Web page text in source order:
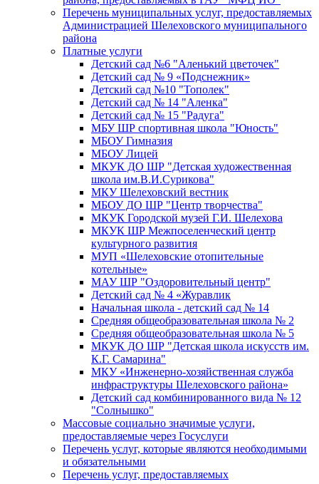
Перечень муниципальных услуг, предоставляемых
Администрацией Шелеховского муниципального
района
Платные услуги
Детский сад №6 "Аленький цветочек"
Детский сад № 9 «Подснежник»
Детский сад №10 "Тополек"
Детский сад № 14 "Аленка"
Детский сад № 15 "Радуга"
МБУ ШР спортивная школа "Юность"
МБОУ Гимназия
МБОУ Лицей
МКУК ДО ШР "Детская художественная
школа им.В.И.Сурикова"
МКУ Шелеховский вестник
МБОУ ДО ШР "Центр творчества"
МКУК Городской музей Г.И. Шелехова
МКУК ШР Межпоселенческий центр
культурного развития
МУП «Шелеховские отопительные
котельные»
МАУ ШР "Оздоровительный центр"
Детский сад № 4 «Журавлик
Начальная школа - детский сад № 14
Средняя общеобразовательная школа № 2
Средняя общеобразовательная школа № 5
МКУК ДО ШР "Детская школа искусств им.
К.Г. Самарина"
МКУ «Инженерно-хозяйственная служба
инфраструктуры Шелеховского района»
Детский сад комбинированного вида № 12
"Солнышко"
Массовые социально значимые услуги,
предоставляемые через Госуслуги
Перечень услуг, которые являются необходимыми
и обязательными
Перечень услуг, предоставляемых